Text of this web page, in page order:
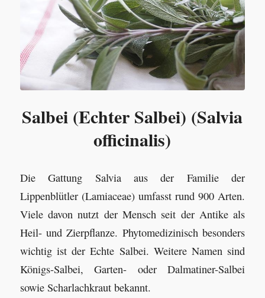
Salbei (Echter Salbei) (Salvia
officinalis)
Die Gattung Salvia aus der Familie der
Lippenblütler (Lamiaceae) umfasst rund 900 Arten.
Viele davon nutzt der Mensch seit der Antike als
Heil- und Zierpflanze. Phytomedizinisch besonders
wichtig ist der Echte Salbei. Weitere Namen sind
Königs-Salbei, Garten- oder Dalmatiner-Salbei
sowie Scharlachkraut bekannt.